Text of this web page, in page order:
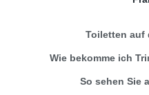
Toiletten auf
Wie bekomme ich
So sehen Sie